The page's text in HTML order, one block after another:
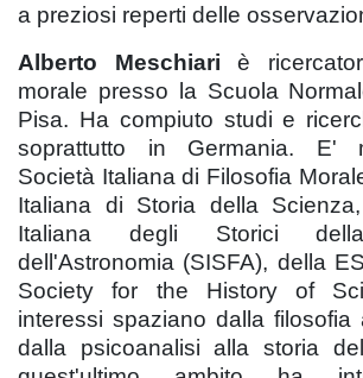
a preziosi reperti delle
Alberto Meschiari è
morale presso la Scuola
Pisa. Ha compiuto studi e
soprattutto in Germania. E'
Società Italiana di Filosofia
Italiana di Storia della
Italiana degli Storici
dell'Astronomia (SISFA), della
Society for the History of
interessi spaziano dalla filosofia
dalla psicoanalisi alla storia